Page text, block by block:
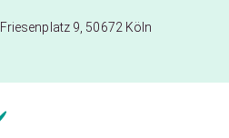
Friesenplatz 9, 50672 Köln